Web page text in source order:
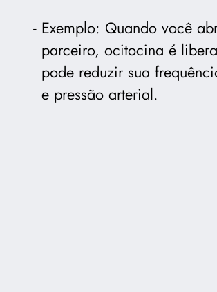
Exemplo: Quando você
parceiro, ocitocina é
pode reduzir sua
e pressão arterial.